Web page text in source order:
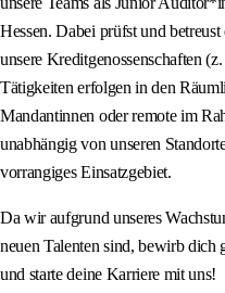
Hessen. Dabei prüfst und
unsere Kreditgenossenschaften
Tätigkeiten erfolgen in den
Mandantinnen oder remote im
unabhängig von unseren
vorrangiges Einsatzgebiet.
Da wir aufgrund unseres
neuen Talenten sind, bewirb dich
und starte deine Karriere mit uns!